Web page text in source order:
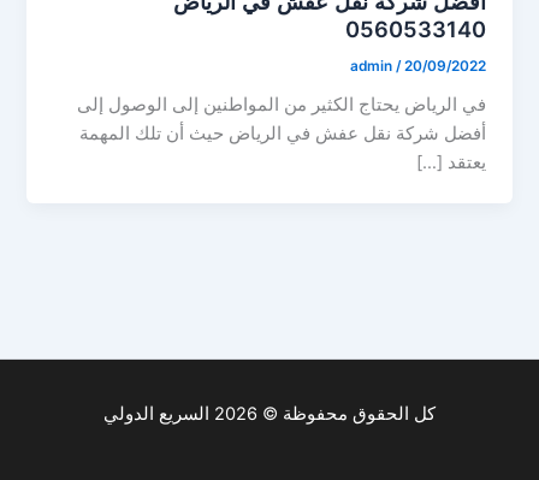
0560533140
admin /20/09/2022
في الرياض يحتاج الكثير من المواطنين إلى الوصول إلى
أفضل شركة نقل عفش في الرياض حيث أن تلك المهمة
يعتقد […]
كل الحقوق محفوظة © 2026 السريع الدولي